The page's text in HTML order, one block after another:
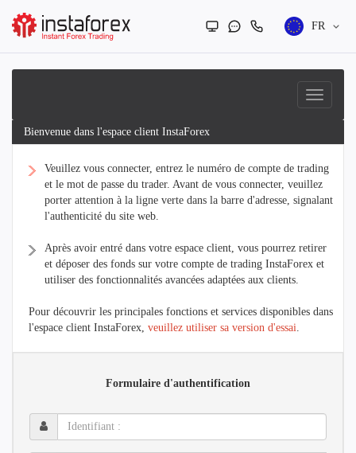
FR
Bienvenue dans l'espace client InstaForex
Veuillez vous connecter, entrez le numéro de compte de trading
et le mot de passe du trader. Avant de vous connecter, veuillez
porter attention à la ligne verte dans la barre d'adresse, signalant
l'authenticité du site web.
Après avoir entré dans votre espace client, vous pourrez retirer
et déposer des fonds sur votre compte de trading InstaForex et
utiliser des fonctionnalités avancées adaptées aux clients.
Pour découvrir les principales fonctions et services disponibles dans
l'espace client InstaForex, veuillez utiliser sa version d'essai.
Formulaire d'authentification
Identifiant
: